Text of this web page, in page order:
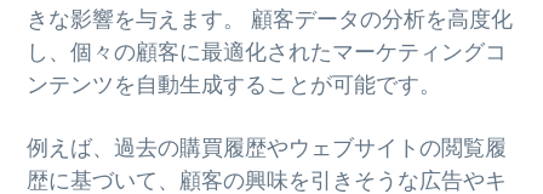
きな影響を与えます。 顧客データの分析を高度化
し、個々の顧客に最適化されたマーケティングコ
ンテンツを自動生成することが可能です。
例えば、過去の購買履歴やウェブサイトの閲覧履
歴に基づいて、顧客の興味を引きそうな広告やキ